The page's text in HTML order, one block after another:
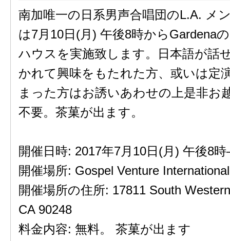
南加唯一の日系男声合唱団のL.A. メ
は7月10日(月) 午後8時からGardena
ハウスを実施致します。日本語が話
かれて興味をもたれた方、或いは定
まった方はお誘いあわせの上是非お
不要。茶菓が出ます。
開催日時: 2017年7月10日(月) 午後8
開催場所: Gospel Venture
開催場所の住所: 17811 South
CA 90248
料金内容: 無料。 茶菓が出ます